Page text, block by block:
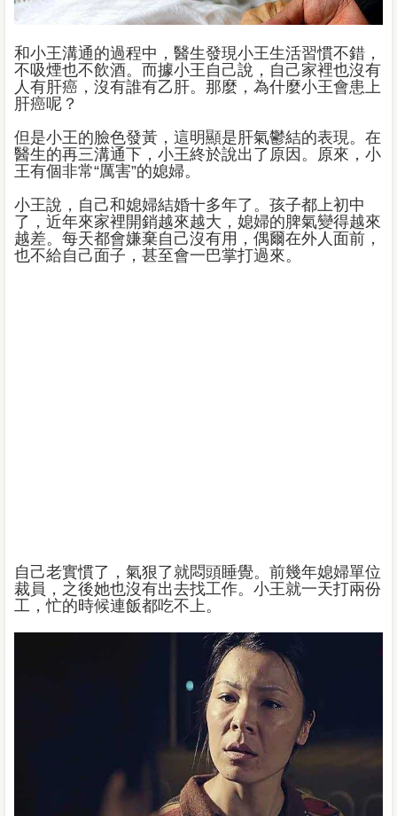
和小王溝通的過程中，醫生發現小王生活習慣不錯，
不吸煙也不飲酒。而據小王自己說，自己家裡也沒有
人有肝癌，沒有誰有乙肝。那麼，為什麼小王會患上
肝癌呢？
但是小王的臉色發黃，這明顯是肝氣鬱結的表現。在
醫生的再三溝通下，小王終於說出了原因。原來，小
王有個非常“厲害”的媳婦。
小王說，自己和媳婦結婚十多年了。孩子都上初中
了，近年來家裡開銷越來越大，媳婦的脾氣變得越來
越差。每天都會嫌棄自己沒有用，偶爾在外人面前，
也不給自己面子，甚至會一巴掌打過來。
自己老實慣了，氣狠了就悶頭睡覺。前幾年媳婦單位
裁員，之後她也沒有出去找工作。小王就一天打兩份
工，忙的時候連飯都吃不上。